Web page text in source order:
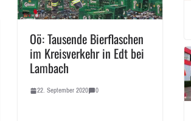
Oö: Tausende Bierflaschen
im Kreisverkehr in Edt bei
Lambach
22. September 2020 0